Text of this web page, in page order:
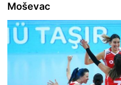
Moševac